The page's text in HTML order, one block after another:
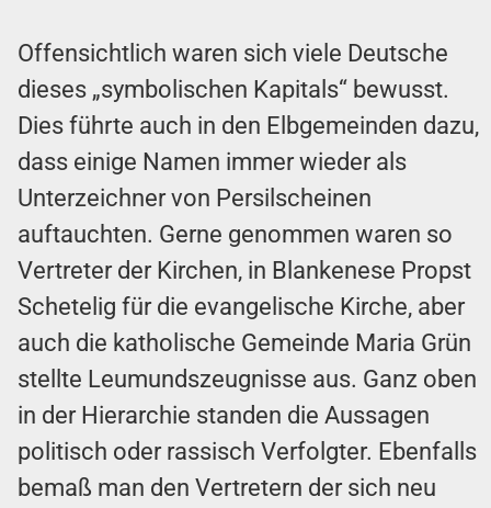
Offensichtlich waren sich viele Deutsche
dieses „symbolischen Kapitals“ bewusst.
Dies führte auch in den Elbgemeinden dazu,
dass einige Namen immer wieder als
Unterzeichner von Persilscheinen
auftauchten. Gerne genommen waren so
Vertreter der Kirchen, in Blankenese Propst
Schetelig für die evangelische Kirche, aber
auch die katholische Gemeinde Maria Grün
stellte Leumundszeugnisse aus. Ganz oben
in der Hierarchie standen die Aussagen
politisch oder rassisch Verfolgter. Ebenfalls
bemaß man den Vertretern der sich neu